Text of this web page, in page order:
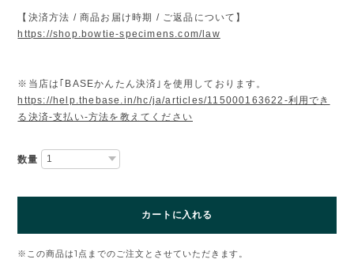
【決済方法 / 商品お届け時期 / ご返品について】
https://shop.bowtie-specimens.com/law
※当店は｢BASEかんたん決済｣を使用しております。
https://help.thebase.in/hc/ja/articles/115000163622-利用でき
る決済-支払い-方法を教えてください
数量
カートに入れる
※この商品は1点までのご注文とさせていただきます。